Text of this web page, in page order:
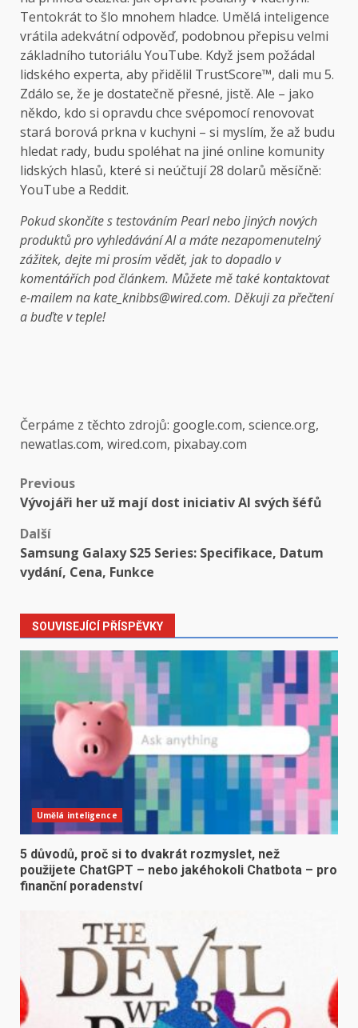
Tentokrát to šlo mnohem hladce. Umělá inteligence
vrátila adekvátní odpověď, podobnou přepisu velmi
základního tutoriálu YouTube. Když jsem požádal
lidského experta, aby přidělil TrustScore™, dali mu 5.
Zdálo se, že je dostatečně přesné, jistě. Ale – jako
někdo, kdo si opravdu chce svépomocí renovovat
stará borová prkna v kuchyni – si myslím, že až budu
hledat rady, budu spoléhat na jiné online komunity
lidských hlasů, které si neúčtují 28 dolarů měsíčně:
YouTube a Reddit.
Pokud skončíte s testováním Pearl nebo jiných nových
produktů pro vyhledávání AI a máte nezapomenutelný
zážitek, dejte mi prosím vědět, jak to dopadlo v
komentářích pod článkem. Můžete mě také kontaktovat
e-mailem na kate_knibbs@wired.com. Děkuji za přečtení
a buďte v teple!
Čerpáme z těchto zdrojů: google.com, science.org,
newatlas.com, wired.com, pixabay.com
Post
navigation
Previous
Vývojáři her už mají dost iniciativ AI svých šéfů
Další
Samsung Galaxy S25 Series: Specifikace, Datum
vydání, Cena, Funkce
SOUVISEJÍCÍ PŘÍSPĚVKY
Umělá inteligence
5 důvodů, proč si to dvakrát rozmyslet, než
použijete ChatGPT – nebo jakéhokoli Chatbota – pro
finanční poradenství